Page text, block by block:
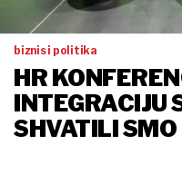
biznis i politika
HR
INTEGRACIJU
SHVATILI